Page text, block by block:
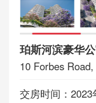
珀斯河滨豪华
10 Forbes
交房时间：2023